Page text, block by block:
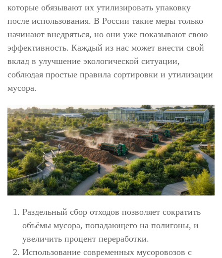
которые обязывают их утилизировать упаковку
после использования. В России такие меры только
начинают внедряться, но они уже показывают свою
эффективность. Каждый из нас может внести свой
вклад в улучшение экологической ситуации,
соблюдая простые правила сортировки и утилизации
мусора.
Раздельный сбор отходов позволяет сократить
объёмы мусора, попадающего на полигоны, и
увеличить процент переработки.
Использование современных мусоровозов с